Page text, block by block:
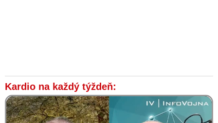
Kardio na každý týždeň: